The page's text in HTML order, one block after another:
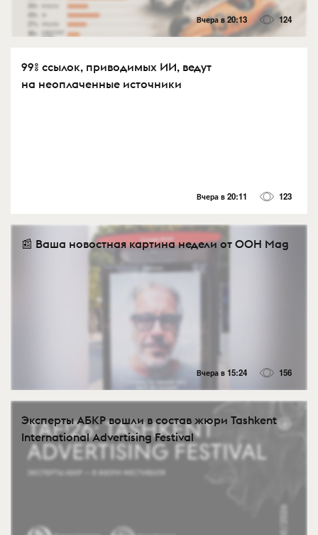
Вчера в 20:13 124
99% ссылок, приводимых ИИ, ведут
на неоплаченные источники
Вчера в 20:11 123
📰 Ваша новостная картина недели от OOH Mag
Вчера в 15:24 156
Эксперты АБКР вошли в состав жюри Tashkent
International Advertising Festival